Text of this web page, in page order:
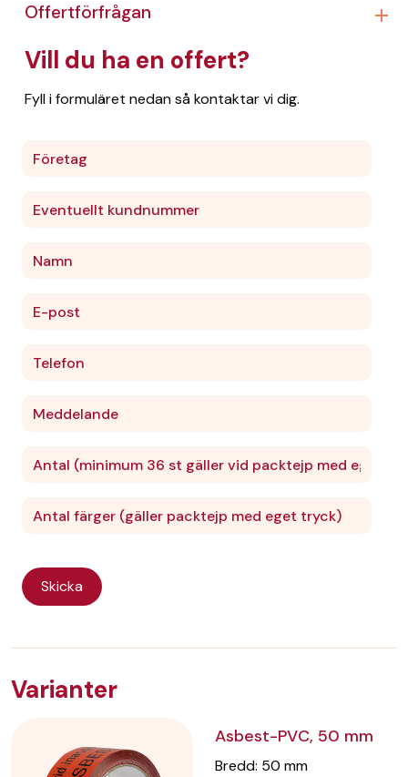
Offertförfrågan
Vill du ha en offert?
Fyll i formuläret nedan så kontaktar vi dig.
Varianter
Asbest-PVC, 50 mm
Bredd: 50 mm